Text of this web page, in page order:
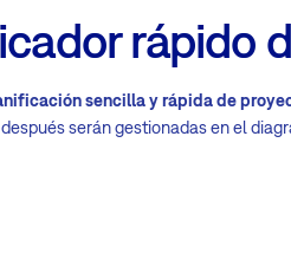
rápido
sencilla y rápida de
serán gestionadas en el